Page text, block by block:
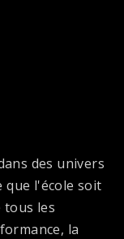
des univers
l'école soit
tous les
la